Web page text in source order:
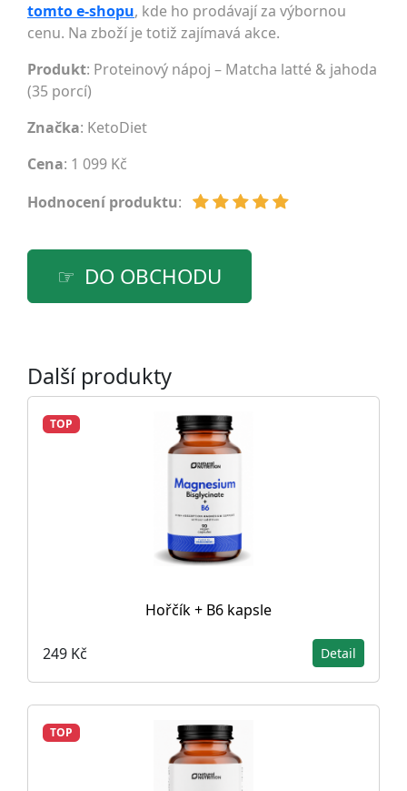
tomto e-shopu, kde ho prodávají za výbornou
cenu. Na zboží je totiž zajímavá akce.
Produkt: Proteinový nápoj – Matcha latté & jahoda
(35 porcí)
Značka: KetoDiet
Cena: 1 099 Kč
Hodnocení produktu:
DO OBCHODU
Další produkty
TOP
Hořčík + B6 kapsle
249 Kč Detail
TOP